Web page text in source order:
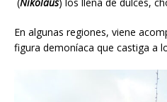
En algunas regiones, viene
figura demoníaca que castiga a